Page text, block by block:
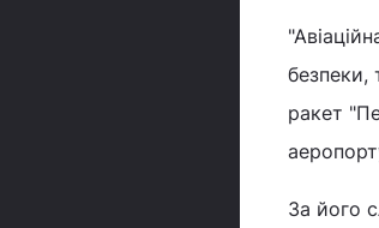
ракет
За його